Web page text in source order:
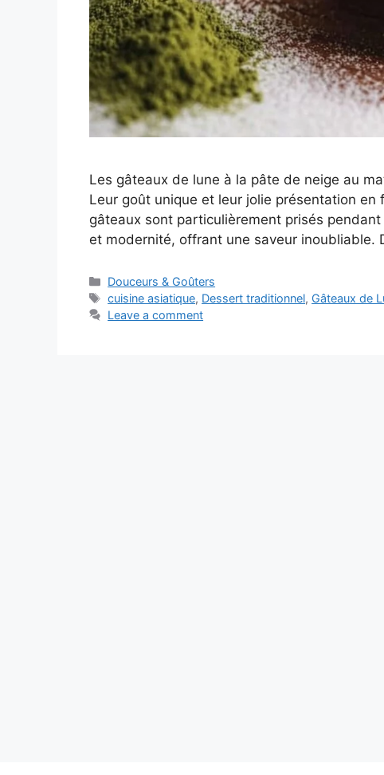
Les gâteaux de lune à la pâte de neige au
Leur goût unique et leur jolie présentation
gâteaux sont particulièrement prisés
et modernité, offrant une saveur inoubliable.
Categories
Douceurs & Goûters
Tags
cuisine asiatique, Dessert traditionnel, Gâteaux de
Leave a comment